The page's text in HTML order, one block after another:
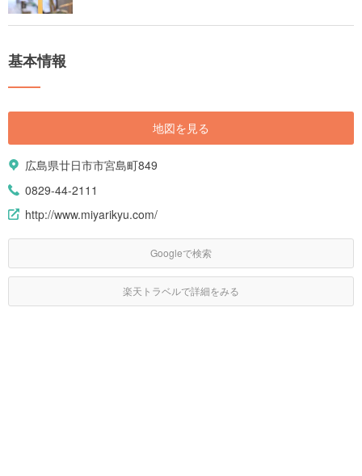
基本情報
地図を見る
広島県廿日市市宮島町849
0829-44-2111
http://www.miyarikyu.com/
Googleで検索
楽天トラベルで詳細をみる